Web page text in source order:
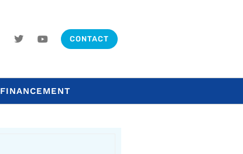
CONTACT
FINANCEMENT